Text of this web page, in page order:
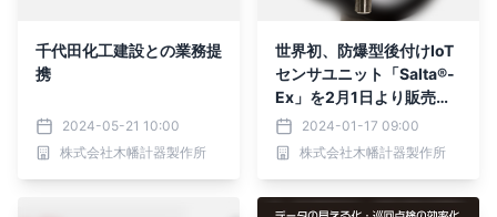
千代田化工建設との業務提
携
2024-05-21 10:00
株式会社木幡計器製作所
世界初、防爆型後付けIoT
センサユニット「Salta®-
Ex」を2月1日より販売開
始
2024-01-17 09:00
株式会社木幡計器製作所